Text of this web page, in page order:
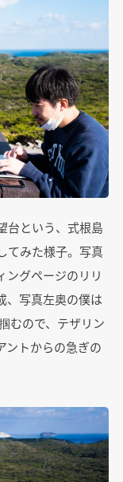
台という、式根島
てみた様子。写真
ングページのリリ
、写真左奥の僕は
むので、テザリン
ントからの急ぎの